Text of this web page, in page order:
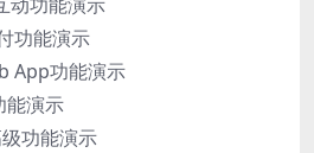
功能演示
App功能演示
能演示
功能演示